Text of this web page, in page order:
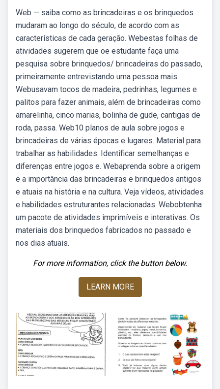
Web — saiba como as brincadeiras e os brinquedos
mudaram ao longo do século, de acordo com as
características de cada geração. Webestas folhas de
atividades sugerem que oe estudante faça uma
pesquisa sobre brinquedos/ brincadeiras do passado,
primeiramente entrevistando uma pessoa mais.
Webusavam tocos de madeira, pedrinhas, legumes e
palitos para fazer animais, além de brincadeiras como
amarelinha, cinco marias, bolinha de gude, cantigas de
roda, passa. Web10 planos de aula sobre jogos e
brincadeiras de várias épocas e lugares. Material para
trabalhar as habilidades: Identificar semelhanças e
diferenças entre jogos e. Webaprenda sobre a origem
e a importância das brincadeiras e brinquedos antigos
e atuais na história e na cultura. Veja vídeos, atividades
e habilidades estruturantes relacionadas. Webobtenha
um pacote de atividades imprimíveis e interativas. Os
materiais dos brinquedos fabricados no passado e
nos dias atuais.
For more information, click the button below.
LEARN MORE